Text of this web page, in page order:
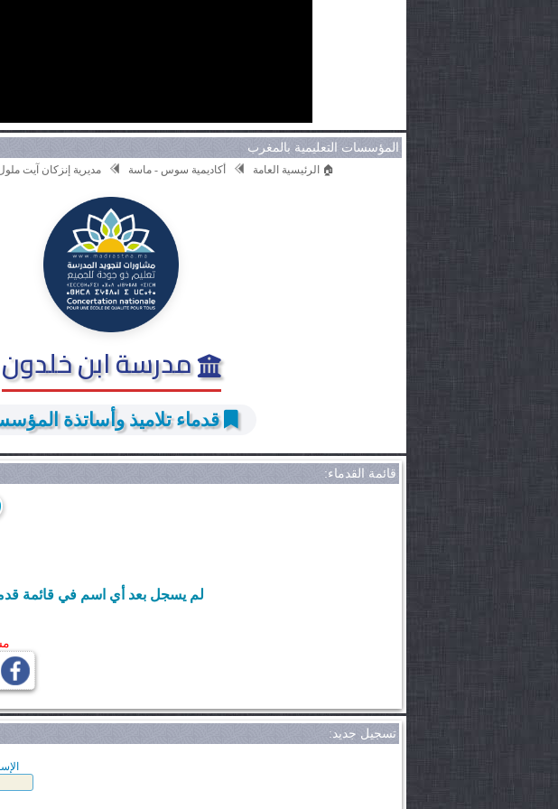
المؤسسات التعليمية بالمغرب
🏠 الرئيسية العامة أكاديمية سوس - ماسة مديرية إنزكان آيت
مدرسة ابن خلدون
قدماء تلاميذ وأساتذة
قائمة القدماء:
لم يسجل بعد أي اسم في قائمة
تسجيل جديد: